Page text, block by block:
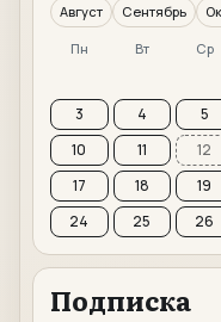
Август
Сентябрь
Пн Вт Ср
3
4 5
10
11 12
17
18 19
24
25 26
Подписка